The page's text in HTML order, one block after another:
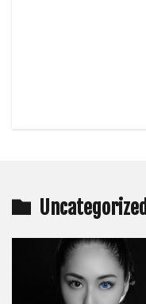
Uncategorized